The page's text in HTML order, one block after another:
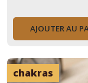
AJOUTER AU
chakras